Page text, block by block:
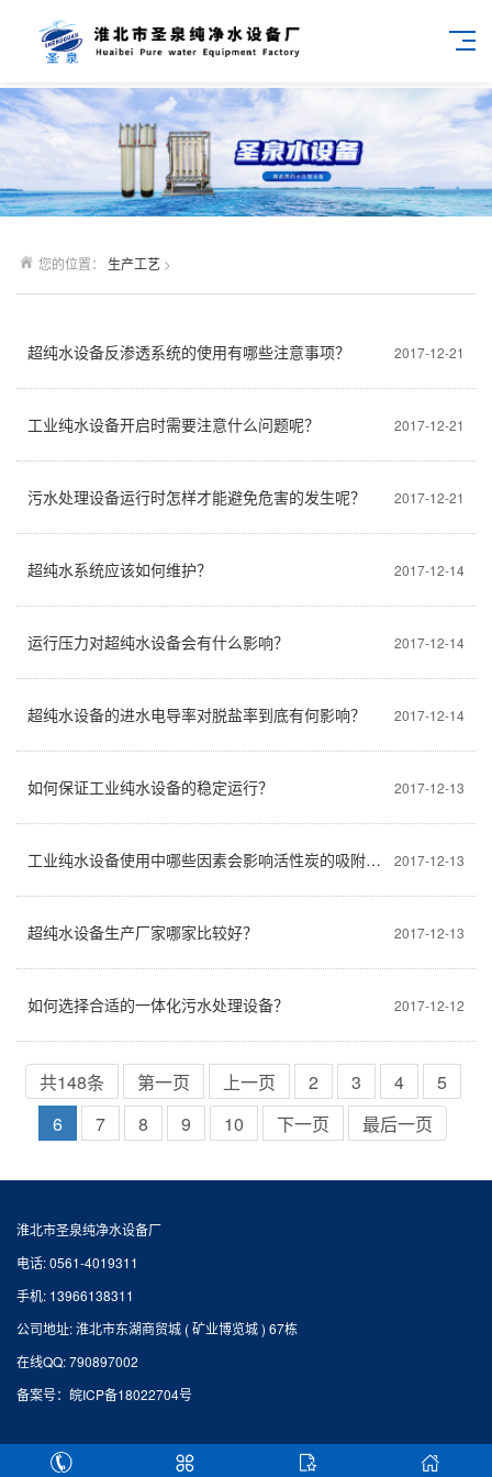
您的位置： 生产工艺 >
2017-12-21
超纯水设备反渗透系统的使用有哪些注意事项？
2017-12-21
工业纯水设备开启时需要注意什么问题呢？
2017-12-21
污水处理设备运行时怎样才能避免危害的发生呢？
2017-12-14
超纯水系统应该如何维护？
2017-12-14
运行压力对超纯水设备会有什么影响？
2017-12-14
超纯水设备的进水电导率对脱盐率到底有何影响？
2017-12-13
如何保证工业纯水设备的稳定运行？
2017-12-13
工业纯水设备使用中哪些因素会影响活性炭的吸附功能呢？
2017-12-13
超纯水设备生产厂家哪家比较好？
2017-12-12
如何选择合适的一体化污水处理设备？
共148条 第一页 上一页 2 3 4
5
6
7 8 9 10 下一页 最后一页
淮北市圣泉纯净水设备厂
电话: 0561-4019311
手机: 13966138311
公司地址: 淮北市东湖商贸城 ( 矿业博览城 ) 67栋
在线QQ: 790897002
备案号： 皖ICP备18022704号